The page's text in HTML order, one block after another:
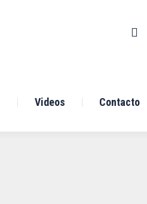
Videos Contacto